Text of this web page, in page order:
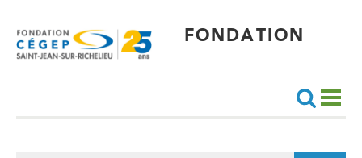
principal
FONDATION
Recherche